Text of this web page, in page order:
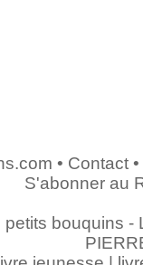
• Contact•
S'abonner au
bouquins -